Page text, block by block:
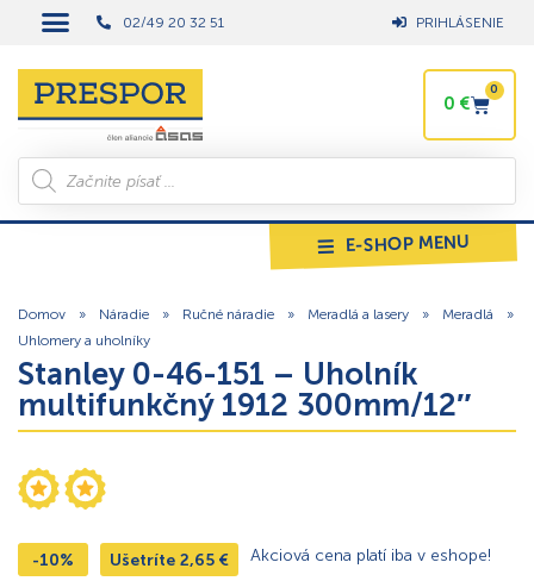
02/49 20 32 51 PRIHLÁSENIE
0 €
0
E-SHOP MENU
Domov » Náradie » Ručné náradie » Meradlá a lasery » Meradlá
»
Uhlomery a uholníky
Stanley 0-46-151 – Uholník
multifunkčný 1912 300mm/12″
-10% Ušetríte 2,65 € Akciová cena platí iba v eshope!